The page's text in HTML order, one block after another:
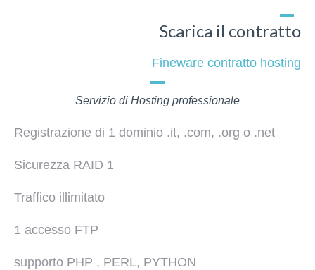
Scarica il contratto
Fineware contratto hosting
Servizio di Hosting professionale
Registrazione di 1 dominio .it, .com, .org o .net
Sicurezza RAID 1
Traffico illimitato
1 accesso FTP
supporto PHP , PERL, PYTHON